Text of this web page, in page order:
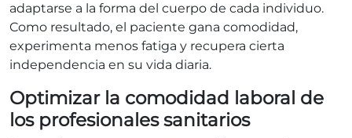
adaptarse a la forma del cuerpo de cada individuo.
Como resultado, el paciente gana comodidad,
experimenta menos fatiga y recupera cierta
independencia en su vida diaria.
Optimizar la comodidad laboral de
los profesionales sanitarios